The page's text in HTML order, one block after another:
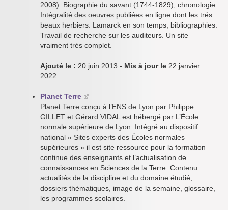
2008). Biographie du savant (1744-1829), chronologie.
Intégralité des oeuvres publiées en ligne dont les trés
beaux herbiers. Lamarck en son temps, bibliographies.
Travail de recherche sur les auditeurs. Un site
vraiment très complet.
Ajouté le : 20 juin 2013 - Mis à jour le 22 janvier
2022
Planet Terre
Planet Terre conçu à l’ENS de Lyon par Philippe
GILLET et Gérard VIDAL est hébergé par L’École
normale supérieure de Lyon. Intégré au dispositif
national « Sites experts des Écoles normales
supérieures » il est site ressource pour la formation
continue des enseignants et l’actualisation de
connaissances en Sciences de la Terre. Contenu :
actualités de la discipline et du domaine étudié,
dossiers thématiques, image de la semaine, glossaire,
les programmes scolaires.